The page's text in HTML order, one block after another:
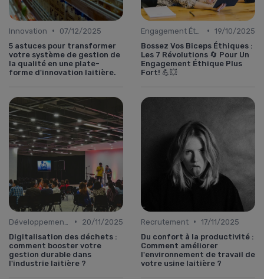
Innovation •
07/12/2025
5 astuces pour transformer
votre système de gestion de
la qualité en une plate-
forme d'innovation laitière.
• 19/10/2025
Bossez Vos Biceps Éthiques :
Les 7 Révolutions 🔄 Pour Un
Engagement Éthique Plus
Fort! 💪💥
•
20/11/2025
Digitalisation des déchets :
comment booster votre
gestion durable dans
l'industrie laitière ?
Recrutement • 17/11/2025
Du confort à la productivité :
Comment améliorer
l'environnement de travail de
votre usine laitière ?